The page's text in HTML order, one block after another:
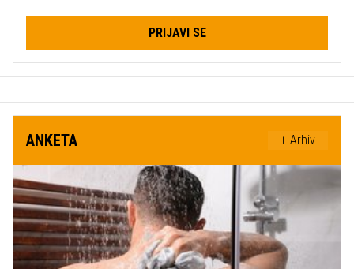
PRIJAVI SE
ANKETA + Arhiv